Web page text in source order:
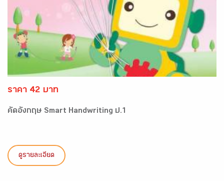
ราคา 42 บาท
คัดอังกฤษ Smart Handwriting ป.1
ดูรายละเอียด